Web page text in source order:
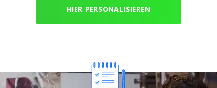
HIER PERSONALISIEREN